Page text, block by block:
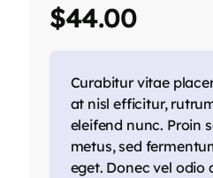
$44.00
Curabitur vitae
at nisl efficitur,
eleifend nunc. Proin
metus, sed
eget. Donec vel odio